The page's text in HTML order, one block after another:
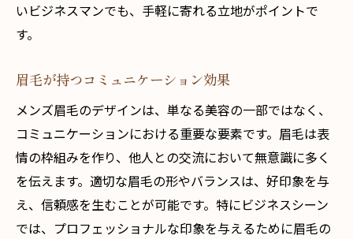
いビジネスマンでも、手軽に寄れる立地がポイントで
す。
眉毛が持つコミュニケーション効果
メンズ眉毛のデザインは、単なる美容の一部ではなく、
コミュニケーションにおける重要な要素です。眉毛は表
情の枠組みを作り、他人との交流において無意識に多く
を伝えます。適切な眉毛の形やバランスは、好印象を与
え、信頼感を生むことが可能です。特にビジネスシーン
では、プロフェッショナルな印象を与えるために眉毛の